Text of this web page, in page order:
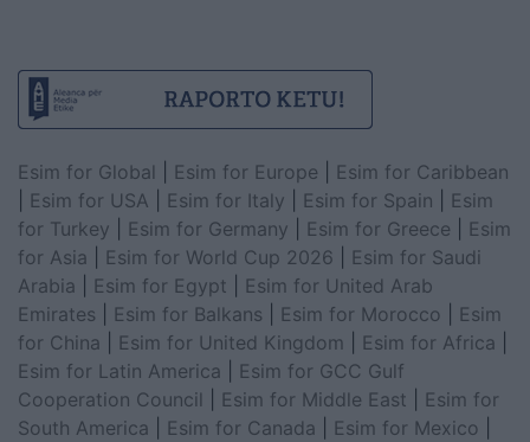
Esim for Global Esim for Europe
Esim for Caribbean
Esim for USA Esim for Italy Esim for Spain
Esim
for Turkey
Esim for Germany Esim for Greece
Esim
for Asia
Esim for World Cup 2026
Esim for Saudi
Arabia
Esim for Egypt
Esim for United Arab
Emirates
Esim for Balkans Esim for Morocco
Esim
for China
Esim for United Kingdom Esim for Africa
Esim for Latin America
Esim for GCC Gulf
Cooperation Council
Esim for Middle East
Esim for
South America
Esim for Canada Esim for Mexico